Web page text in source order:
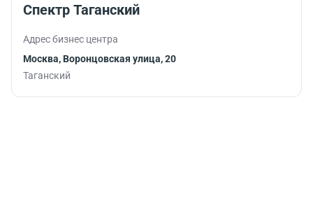
Спектр Таганский
Адрес бизнес центра
Москва, Воронцовская улица, 20
Таганский